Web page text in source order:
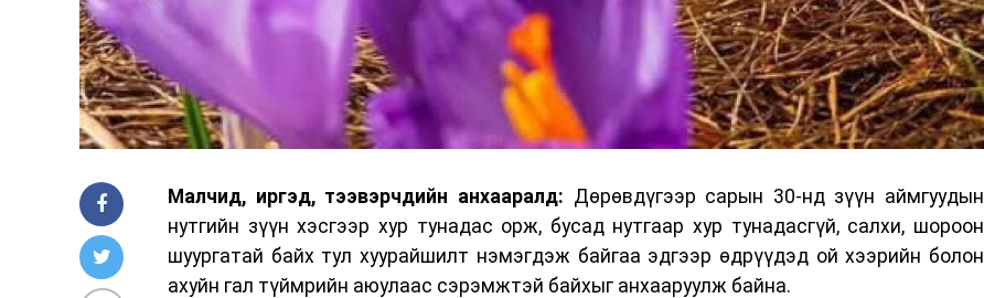
Малчид, иргэд, тээвэрчдийн анхааралд: Дөрөвдүгээр сарын 30-нд зүүн аймгуудын
нутгийн зүүн хэсгээр хур тунадас орж, бусад нутгаар хур тунадасгүй, салхи, шороон
шуургатай байх тул хуурайшилт нэмэгдэж байгаа эдгээр өдрүүдэд ой хээрийн болон
ахуйн гал түймрийн аюулаас сэрэмжтэй байхыг анхааруулж байна.